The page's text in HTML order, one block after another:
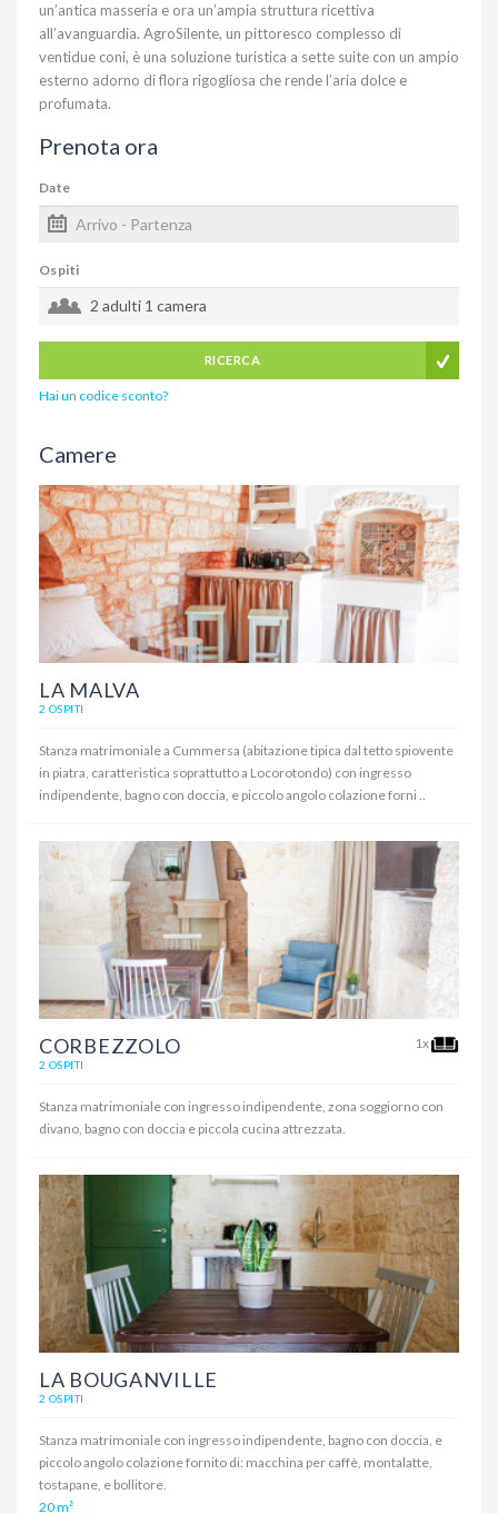
un’antica masseria e ora un’ampia struttura ricettiva
all’avanguardia. AgroSilente, un pittoresco complesso di
ventidue coni, è una soluzione turistica a sette suite con un ampio
esterno adorno di flora rigogliosa che rende l’aria dolce e
profumata.
Prenota ora
Date
Ospiti
2 adulti 1 camera
RICERCA
Hai un codice sconto?
Camere
LA MALVA
2 OSPITI
Stanza matrimoniale a Cummersa (abitazione tipica dal tetto spiovente
in piatra, caratteristica soprattutto a Locorotondo) con ingresso
indipendente, bagno con doccia, e piccolo angolo colazione forni ..
CORBEZZOLO 1x
2 OSPITI
Stanza matrimoniale con ingresso indipendente, zona soggiorno con
divano, bagno con doccia e piccola cucina attrezzata.
LA BOUGANVILLE
2 OSPITI
Stanza matrimoniale con ingresso indipendente, bagno con doccia, e
piccolo angolo colazione fornito di: macchina per caffè, montalatte,
tostapane, e bollitore.
20 m²